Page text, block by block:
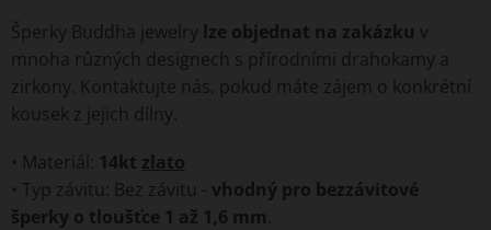
Šperky Buddha jewelry lze objednat na zakázku v
mnoha různých designech s přírodními drahokamy a
zirkony. Kontaktujte nás, pokud máte zájem o konkrétní
kousek z jejich dílny.
• Materiál: 14kt zlato
• Typ závitu: Bez závitu - vhodný pro bezzávitové
šperky o tloušťce 1 až 1,6 mm